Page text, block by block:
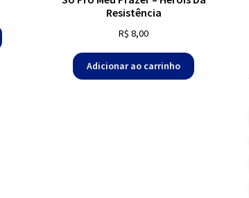
Resistência
R$ 8,00
Adicionar ao carrinho